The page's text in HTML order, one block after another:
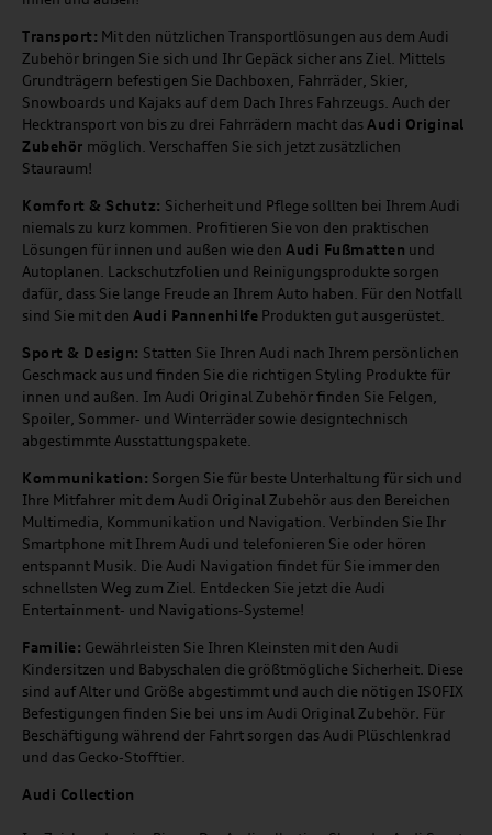
Transport: Mit den nützlichen Transportlösungen aus dem Audi
Zubehör bringen Sie sich und Ihr Gepäck sicher ans Ziel. Mittels
Grundträgern befestigen Sie Dachboxen, Fahrräder, Skier,
Snowboards und Kajaks auf dem Dach Ihres Fahrzeugs. Auch der
Hecktransport von bis zu drei Fahrrädern macht dasAudi Original
Zubehör möglich. Verschaffen Sie sich jetzt zusätzlichen
Stauraum!
Komfort & Schutz: Sicherheit und Pflege sollten bei Ihrem Audi
niemals zu kurz kommen. Profitieren Sie von den praktischen
Lösungen für innen und außen wie den Audi Fußmatten und
Autoplanen. Lackschutzfolien und Reinigungsprodukte sorgen
dafür, dass Sie lange Freude an Ihrem Auto haben. Für den Notfall
sind Sie mit den Audi Pannenhilfe Produkten gut ausgerüstet.
Sport & Design: Statten Sie Ihren Audi nach Ihrem persönlichen
Geschmack aus und finden Sie die richtigen Styling Produkte für
innen und außen. Im Audi Original Zubehör finden Sie Felgen,
Spoiler, Sommer- und Winterräder sowie designtechnisch
abgestimmte Ausstattungspakete.
Kommunikation: Sorgen Sie für beste Unterhaltung für sich und
Ihre Mitfahrer mit dem Audi Original Zubehör aus den Bereichen
Multimedia, Kommunikation und Navigation. Verbinden Sie Ihr
Smartphone mit Ihrem Audi und telefonieren Sie oder hören
entspannt Musik. Die Audi Navigation findet für Sie immer den
schnellsten Weg zum Ziel. Entdecken Sie jetzt die Audi
Entertainment- und Navigations-Systeme!
Familie: Gewährleisten Sie Ihren Kleinsten mit den Audi
Kindersitzen und Babyschalen die größtmögliche Sicherheit. Diese
sind auf Alter und Größe abgestimmt und auch die nötigen ISOFIX
Befestigungen finden Sie bei uns im Audi Original Zubehör. Für
Beschäftigung während der Fahrt sorgen das Audi Plüschlenkrad
und das Gecko-Stofftier.
Audi Collection